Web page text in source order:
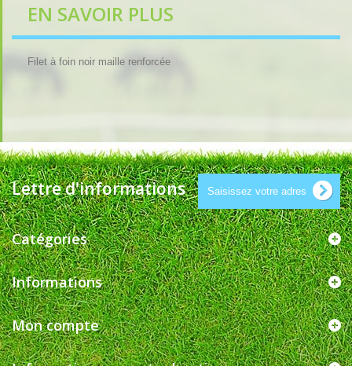
EN SAVOIR PLUS
Filet à foin noir maille renforcée
Lettre d'informations
Catégories
Informations
Mon compte